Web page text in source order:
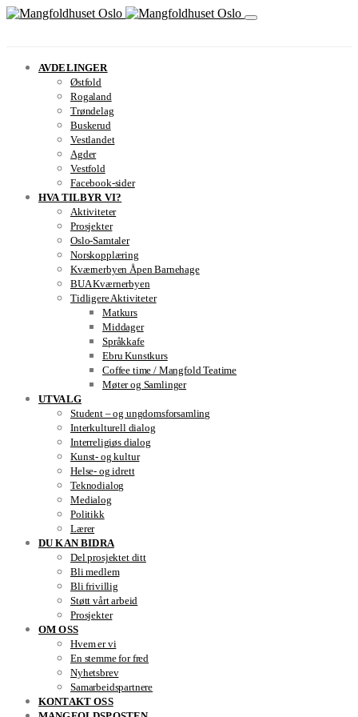
AVDELINGER
Østfold
Rogaland
Trøndelag
Buskerud
Vestlandet
Agder
Vestfold
Facebook-sider
HVA TILBYR VI?
Aktiviteter
Prosjekter
Oslo-Samtaler
Norskopplæring
Kværnerbyen Åpen Barnehage
BUA Kværnerbyen
Tidligere Aktiviteter
Matkurs
Middager
Språkkafe
Ebru Kunstkurs
Coffee time / Mangfold Teatime
Møter og Samlinger
UTVALG
Student – og ungdomsforsamling
Interkulturell dialog
Interreligiøs dialog
Kunst- og kultur
Helse- og idrett
Teknodialog
Medialog
Politikk
Lærer
DU KAN BIDRA
Del prosjektet ditt
Bli medlem
Bli frivillig
Støtt vårt arbeid
Prosjekter
OM OSS
Hvem er vi
En stemme for fred
Nyhetsbrev
Samarbeidspartnere
KONTAKT OSS